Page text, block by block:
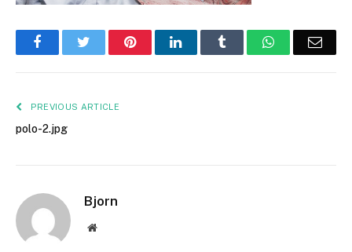
FacebookTwitter PinterestLinkedIn Tumblr WhatsApp
PREVIOUS ARTICLE
polo-2.jpg
Bjorn
Website